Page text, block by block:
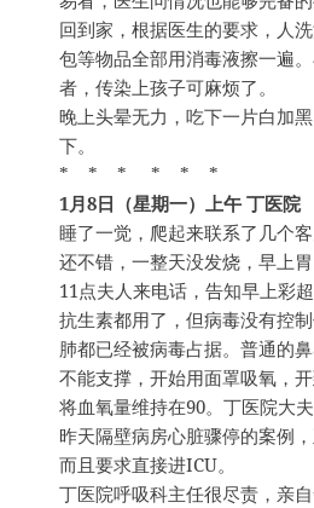
回到家，根据医生的要求，人洗
包等物品全部用消毒液擦一遍
者，传染上孩子可麻烦了。
晚上头晕无力，吃下一片白加
下。
* * * * * *
1月8日（星期一）上午 丁医院
睡了一觉，爬起来联系了几个
还不错，一整天没发烧，早上胃
11点夫人来电话，告知早上彩
抗生素都用了，但病毒没有控
肺都已经被病毒占据。普通的
不能支撑，开始用面罩吸氧，
将血氧量维持在90。丁医院大
昨天隔壁病房心脏骤停的案例
而且要求直接进ICU。
丁医院呼吸科主任很尽责，亲